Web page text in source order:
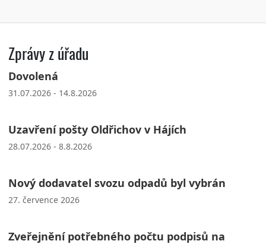
Zprávy z úřadu
Dovolená
31.07.2026 - 14.8.2026
Uzavření pošty Oldřichov v Hájích
28.07.2026 - 8.8.2026
Nový dodavatel svozu odpadů byl vybrán
27. července 2026
Zveřejnění potřebného počtu podpisů na